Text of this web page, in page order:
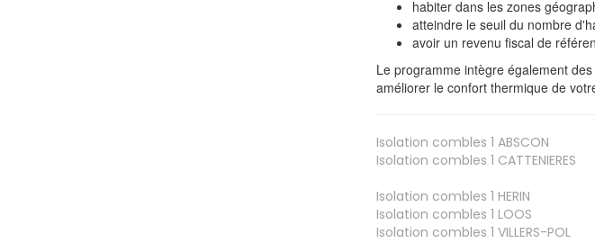
habiter dans les zones
atteindre le seuil du nombre
avoir un revenu fiscal de
Le programme intègre également
améliorer le confort thermique de
Isolation combles 1 ABSCON
Isolation combles 1 CATTENIERES
Isolation combles 1 HERIN
Isolation combles 1 LOOS
Isolation combles 1 VILLERS-POL